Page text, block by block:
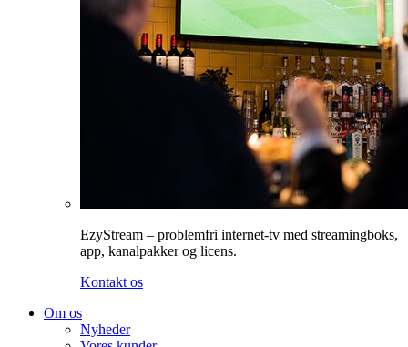
EzyStream – problemfri internet-tv med streamingboks,
app, kanalpakker og licens.
Kontakt os
Om os
Nyheder